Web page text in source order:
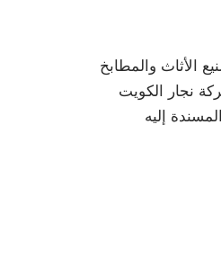
الأثاث والمطابخ
نجار الكويت
إليه